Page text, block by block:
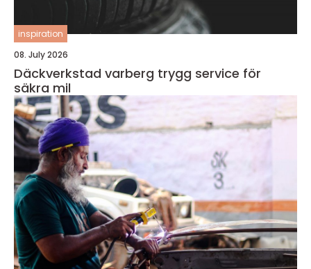
inspiration
08. July 2026
Däckverkstad varberg trygg service för
säkra mil